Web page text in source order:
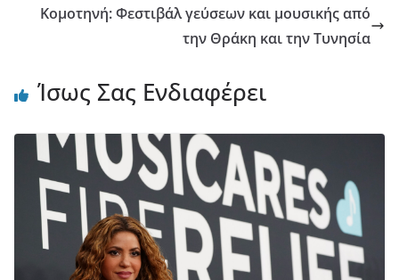
Κομοτηνή: Φεστιβάλ γεύσεων και μουσικής από
την Θράκη και την Τυνησία
Ίσως Σας Ενδιαφέρει